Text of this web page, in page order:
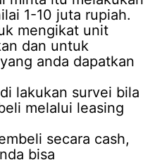
1-10 juta rupiah.
mengikat unit
dan untuk
anda dapatkan
lakukan survei bila
melalui leasing
secara cash,
bisa